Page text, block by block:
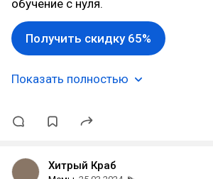
обучение с нуля.
Получить скидку 65%
Показать полностью
Хитрый Краб